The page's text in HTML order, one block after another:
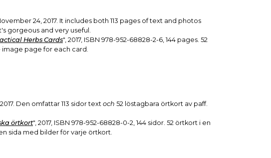
24, 2017. It includes both 113 pages of text and photos
gorgeous and very useful.
Herbs Cards", 2017, ISBN 978-952-68828-2-6, 144 pages. 52
page for each card.
Den omfattar 113 sidor text och 52 löstagbara örtkort av paff.
örtkort", 2017, ISBN 978-952-68828-0-2, 144 sidor. 52 örtkort i en
sida med bilder för varje örtkort.